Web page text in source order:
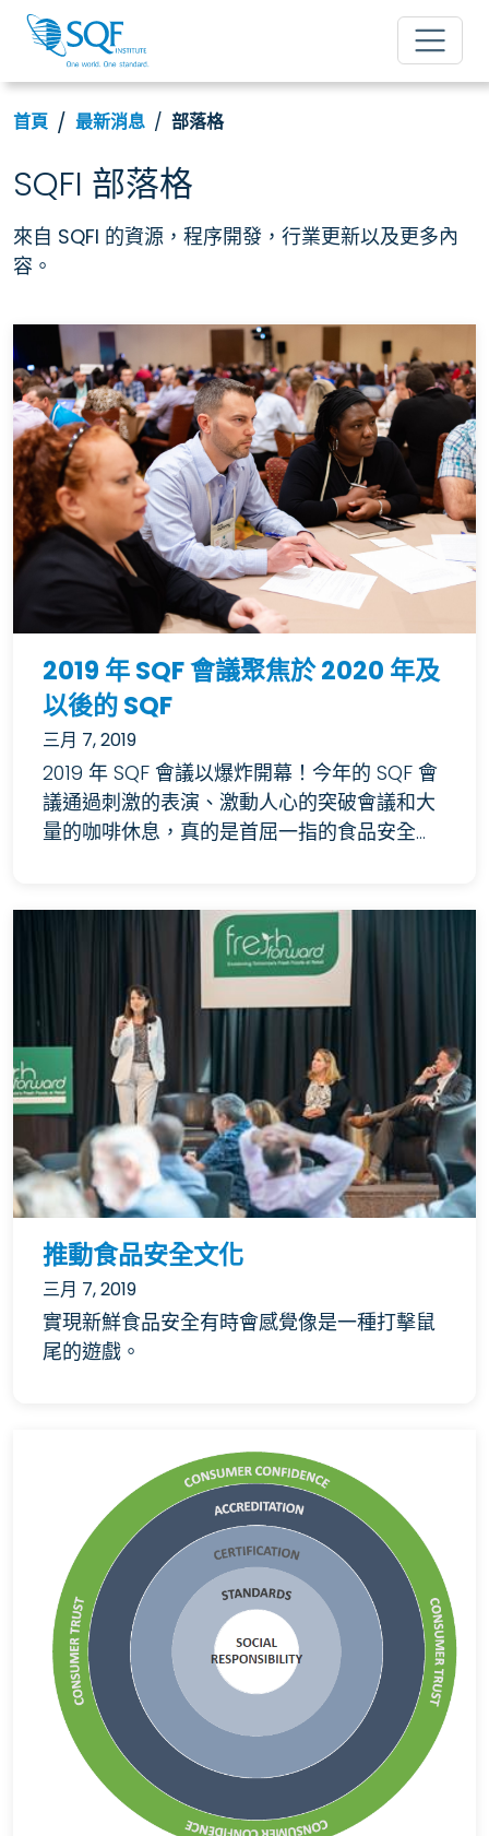
首頁 最新消息 部落格
SQFI 部落格
來自 SQFI 的資源，程序開發，行業更新以及更多內
容。
2019 年 SQF 會議聚焦於 2020 年及
以後的 SQF
三月 7, 2019
2019 年 SQF 會議以爆炸開幕！今年的 SQF 會
議通過刺激的表演、激動人心的突破會議和大
量的咖啡休息，真的是首屈一指的食品安全...
推動食品安全文化
三月 7, 2019
實現新鮮食品安全有時會感覺像是一種打擊鼠
尾的遊戲。